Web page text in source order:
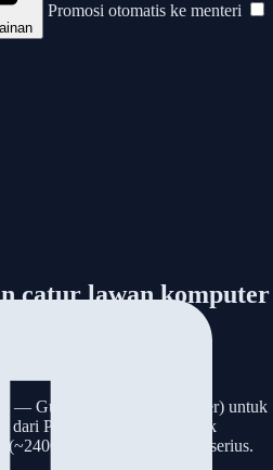
Promosi otomatis ke menteri
catur lawan komputer
— Gunakan penggeser (slider) untuk
dari Pemula (~800 Elo) untuk
(~2400 Elo) untuk tantangan serius.